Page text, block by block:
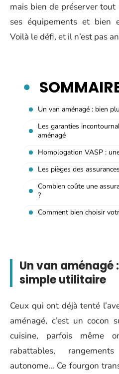
mais bien de préserver
ses équipements et bien
Voilà le défi, et il n’est pas
Un van aménagé : bien
Les garanties
aménagé
Homologation VASP :
Les pièges des
Combien coûte une
?
Comment bien choisir
Un van aménagé
simple utilitaire
Ceux qui ont déjà tenté
aménagé, c’est un cocon
cuisine, parfois même
rabattables,
autonome… Ce fourgon